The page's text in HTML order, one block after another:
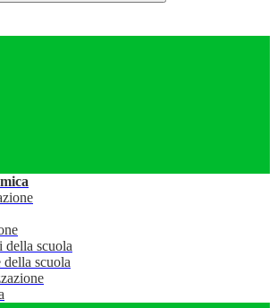
della scuola
della scuola